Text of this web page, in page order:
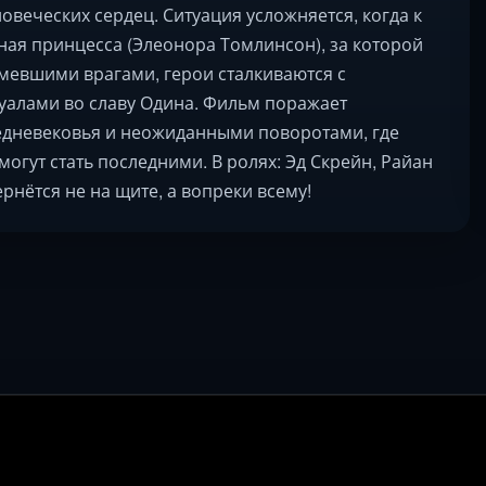
сердец. Ситуация усложняется, когда к
принцесса (Элеонора Томлинсон), за которой
врагами, герои сталкиваются с
во славу Одина. Фильм поражает
и неожиданными поворотами, где
стать последними. В ролях: Эд Скрейн, Райан
не на щите, а вопреки всему!